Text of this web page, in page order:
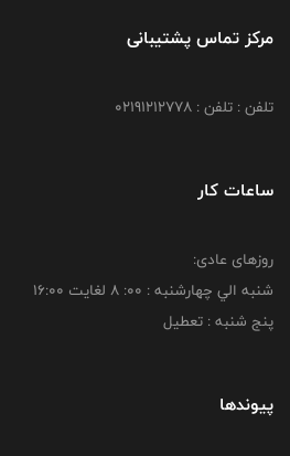
مرکز تماس پشتیبانی
تلفن : تلفن : 02191212778
ساعات کار
روزهای عادی:
شنبه الي چهارشنبه : 00: 8 لغايت 16:00
پنج شنبه : تعطیل
پیوندها